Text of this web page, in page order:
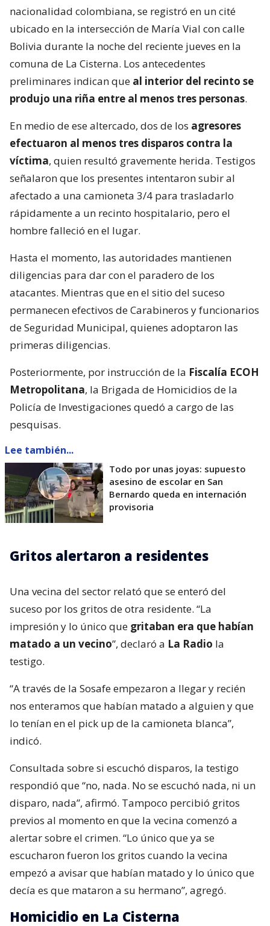
nacionalidad colombiana, se registró en un cité
ubicado en la intersección de María Vial con calle
Bolivia durante la noche del reciente jueves en la
comuna de La Cisterna. Los antecedentes
preliminares indican que al interior del recinto se
produjo una riña entre al menos tres personas.
En medio de ese altercado, dos de los agresores
efectuaron al menos tres disparos contra la
víctima, quien resultó gravemente herida. Testigos
señalaron que los presentes intentaron subir al
afectado a una camioneta 3/4 para trasladarlo
rápidamente a un recinto hospitalario, pero el
hombre falleció en el lugar.
Hasta el momento, las autoridades mantienen
diligencias para dar con el paradero de los
atacantes. Mientras que en el sitio del suceso
permanecen efectivos de Carabineros y funcionarios
de Seguridad Municipal, quienes adoptaron las
primeras diligencias.
Posteriormente, por instrucción de la Fiscalía ECOH
Metropolitana, la Brigada de Homicidios de la
Policía de Investigaciones quedó a cargo de las
pesquisas.
Lee también...
Todo por unas joyas: supuesto
asesino de escolar en San
Bernardo queda en internación
provisoria
Gritos alertaron a residentes
Una vecina del sector relató que se enteró del
suceso por los gritos de otra residente. “La
impresión y lo único que gritaban era que habían
matado a un vecino”, declaró a La Radio la
testigo.
“A través de la Sosafe empezaron a llegar y recién
nos enteramos que habían matado a alguien y que
lo tenían en el pick up de la camioneta blanca”,
indicó.
Consultada sobre si escuchó disparos, la testigo
respondió que “no, nada. No se escuchó nada, ni un
disparo, nada”, afirmó. Tampoco percibió gritos
previos al momento en que la vecina comenzó a
alertar sobre el crimen. “Lo único que ya se
escucharon fueron los gritos cuando la vecina
empezó a avisar que habían matado y lo único que
decía es que mataron a su hermano”, agregó.
Homicidio en La Cisterna